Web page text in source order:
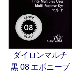
ダイロンマルチ
黒 08 エボニーブ